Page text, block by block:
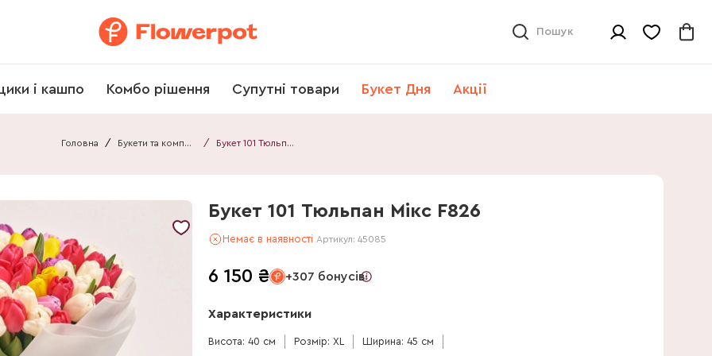
Пошук
і кашпо Комбо рішення Супутні товари Букет Дня Акції
Головна / Букети та композиції / Букет 101 Тюльпан Мікс F826
Букет 101 Тюльпан Мікс F826
Немає в наявності Артикул: 45085
6 150 ₴ +307 бонусів
Характеристики
Висота: 40 см Розмір: XL Ширина: 45 см